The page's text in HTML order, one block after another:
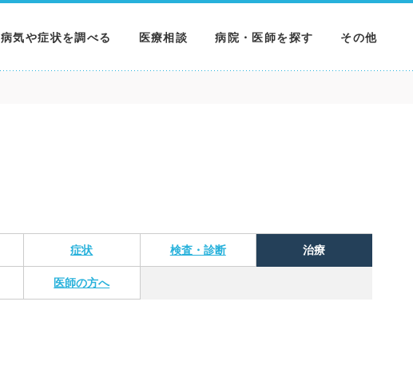
病気や症状を調べる
病気を調べる
医療相談 病院・医師を探す
病院を探す
その他
MNニュース
症状 検査・診断 治療
医師の方へ